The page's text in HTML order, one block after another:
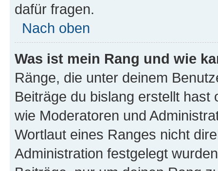
dafür fragen.
Nach oben
Was ist mein Rang und wie
Ränge, die unter deinem
Beiträge du bislang erstellt
wie Moderatoren und
Wortlaut eines Ranges nicht
Administration festgelegt